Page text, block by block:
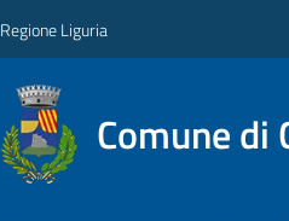
Regione Liguria
Comune di